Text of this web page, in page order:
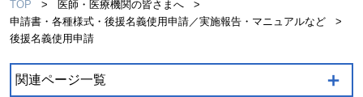
TOP > 医師・医療機関の皆さまへ
>
申請書・各種様式・後援名義使用申請／実施報告・マニュアルなど
>
後援名義使用申請
関連ページ一覧 ＋